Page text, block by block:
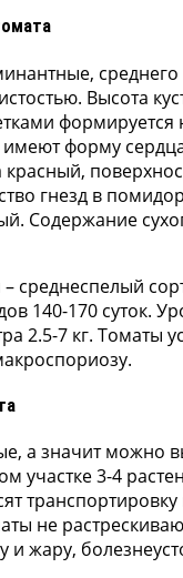
Высота
формируется
форму
красный,
гнезд в
Содержание
среднеспелый
140-170 суток.
2.5-7 кг. Томаты
а значит можно
участке 3-4
не
и жару,